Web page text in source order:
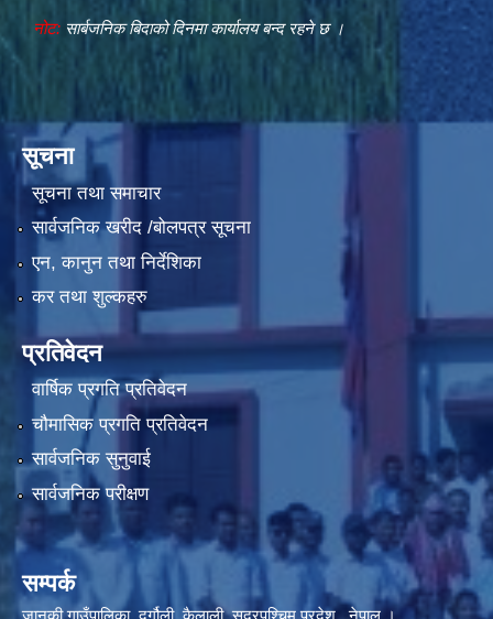
नोट: सार्बजनिक बिदाको दिनमा कार्यालय बन्द रहने छ ।
सूचना
सूचना तथा समाचार
सार्वजनिक खरीद /बोलपत्र सूचना
एन, कानुन तथा निर्देशिका
कर तथा शुल्कहरु
प्रतिवेदन
वार्षिक प्रगति प्रतिवेदन
चौमासिक प्रगति प्रतिवेदन
सार्वजनिक सुनुवाई
सार्वजनिक परीक्षण
सम्पर्क
जानकी गाउँपालिका, दुर्गौली, कैलाली, सुदूरपश्चिम प्रदेश , नेपाल ।